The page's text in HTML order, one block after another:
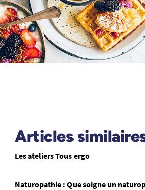
Articles
Les ateliers Tous ergo
Naturopathie : Que soigne un